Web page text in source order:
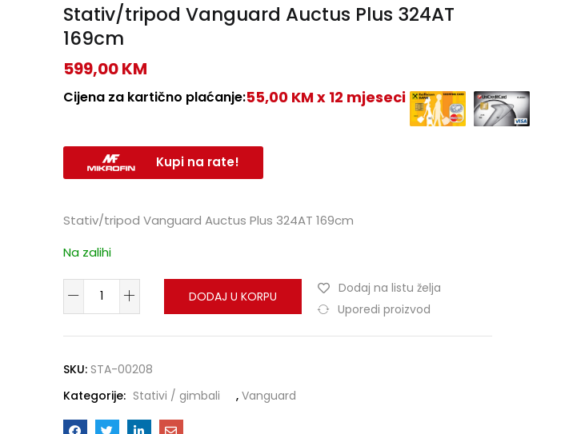
Stativ/tripod Vanguard Auctus Plus 324AT
169cm
599,00KM
Cijena za kartično plaćanje:55,00 KM x 12 mjeseci
Kupi na rate!
Stativ/tripod Vanguard Auctus Plus 324AT 169cm
Na zalihi
DODAJ U KORPU
Dodaj na listu želja
Uporedi proizvod
SKU: STA-00208
Kategorije: Stativi / gimbali , Vanguard